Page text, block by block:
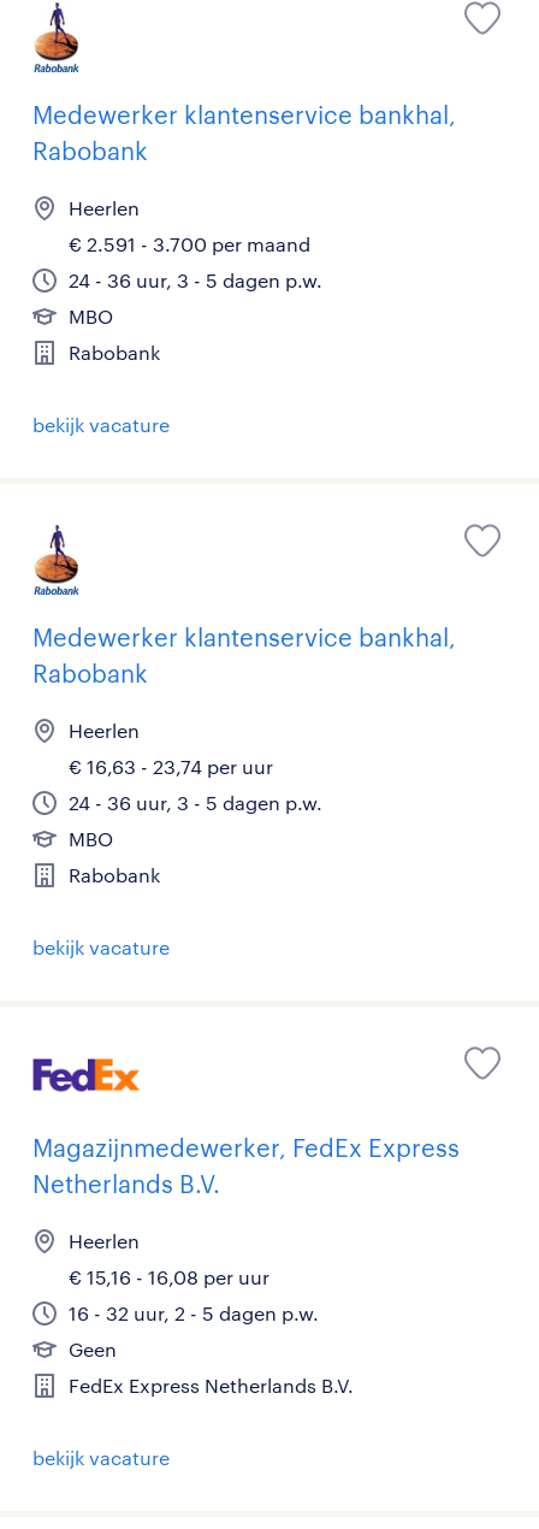
Medewerker klantenservice bankhal,
Rabobank
Heerlen
€ 2.591 - 3.700 per maand
24 - 36 uur, 3 - 5 dagen p.w.
MBO
Rabobank
bekijk vacature
Medewerker klantenservice bankhal,
Rabobank
Heerlen
€ 16,63 - 23,74 per uur
24 - 36 uur, 3 - 5 dagen p.w.
MBO
Rabobank
bekijk vacature
Magazijnmedewerker, FedEx Express
Netherlands B.V.
Heerlen
€ 15,16 - 16,08 per uur
16 - 32 uur, 2 - 5 dagen p.w.
Geen
FedEx Express Netherlands B.V.
bekijk vacature